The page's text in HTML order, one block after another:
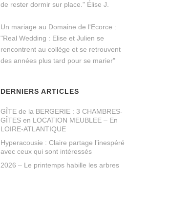
de rester dormir sur place." Élise J.
Un mariage au Domaine de l'Ecorce :
"Real Wedding : Elise et Julien se
rencontrent au collège et se retrouvent
des années plus tard pour se marier"
DERNIERS ARTICLES
GÎTE de la BERGERIE : 3 CHAMBRES-
GÎTES en LOCATION MEUBLEE – En
LOIRE-ATLANTIQUE
Hyperacousie : Claire partage l’inespéré
avec ceux qui sont intéressés
2026 – Le printemps habille les arbres